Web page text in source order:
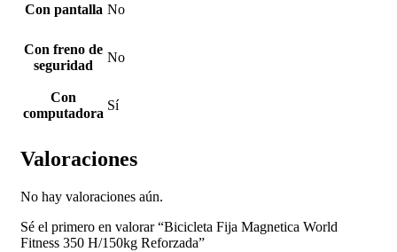
Con pantalla No
Con freno de
seguridad
No
Con
computadora
Sí
Valoraciones
No hay valoraciones aún.
Sé el primero en valorar “Bicicleta Fija Magnetica World
Fitness 350 H/150kg Reforzada”